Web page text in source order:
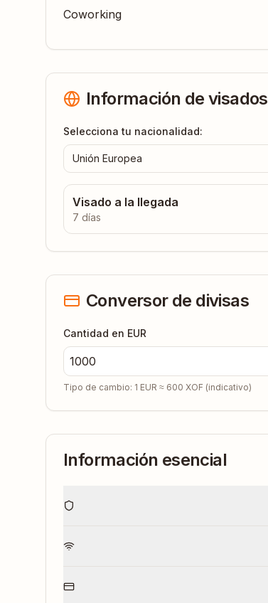
Coworking
Información de visados
Selecciona tu nacionalidad:
Unión Europea
Visado a la llegada
7 días
Conversor de divisas
Cantidad en EUR
Tipo de cambio: 1 EUR ≈ 600 XOF (indicativo)
Información esencial